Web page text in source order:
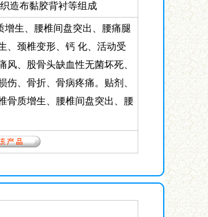
造布黏胶背衬等组成
增生、腰椎间盘突出、腰痛腿
、颈椎变形、钙 化、活动受
风、股骨头缺血性无菌坏死、
、骨折、骨病疼痛。贴剂、
骨质增生、腰椎间盘突出、腰